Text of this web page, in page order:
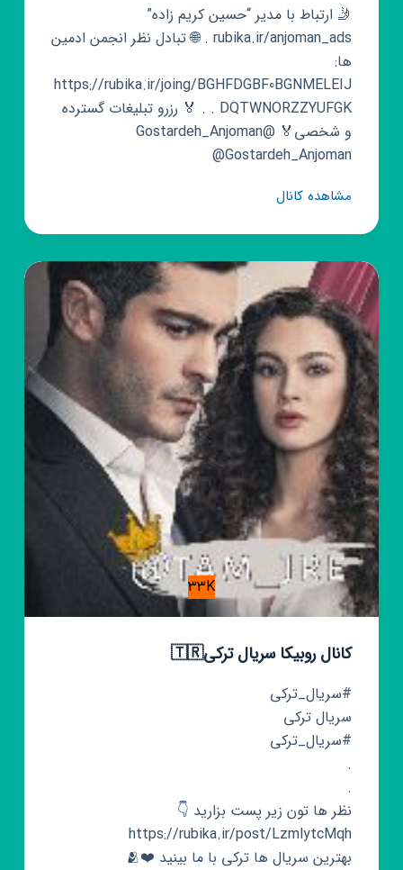
🤳 ارتباط با مدیر “حسین کریم زاده”
rubika.ir/anjoman_ads ‌. ‌🌐 تبادل نظر انجمن ادمین
ها:
https://rubika.ir/joing/BGHFDGBF0BGNMELEIJ
DQTWNORZZYUFGK ‌. ‌. 🏅 رزرو تبلیغات گسترده
و شخصی🏅 @Gostardeh_Anjoman
@Gostardeh_Anjoman
مشاهده کانالکانال
انجمن
ادمین
روبیکا
💯
33K
کانال روبیکا سریال ترکی🇹🇷
#سریال_ترکی
سریال ترکی
#سریال_ترکی
.
.
نظر ها تون زیر پست بزارید 👇
https://rubika.ir/post/LzmlytcMqh
بهترین سریال ها ترکی با ما بینید ❤️🫂